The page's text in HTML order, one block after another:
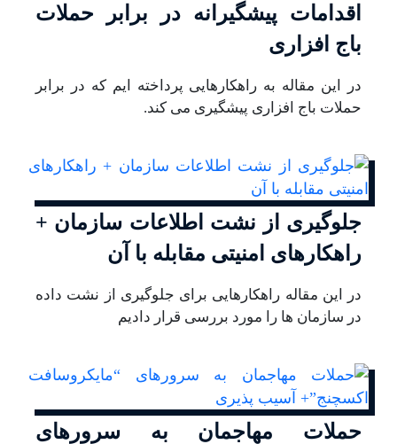
اقدامات پیشگیرانه در برابر حملات
باج افزاری
در این مقاله به راهکارهایی پرداخته ایم که در برابر
حملات باج افزاری پیشگیری می کند.
جلوگیری از نشت اطلاعات سازمان +
راهکارهای امنیتی مقابله با آن
در این مقاله راهکارهایی برای جلوگیری از نشت داده
در سازمان ها را مورد بررسی قرار دادیم
حملات مهاجمان به سرورهای